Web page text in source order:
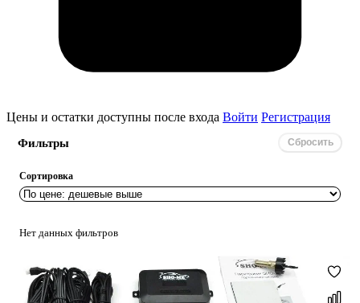
Цены и остатки доступны после входа Войти Регистрация
Фильтры
Сбросить
Сортировка
Нет данных фильтров